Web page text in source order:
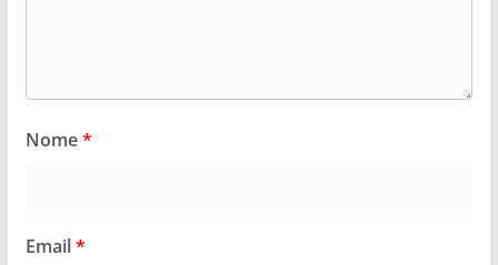
Nome*
Email*